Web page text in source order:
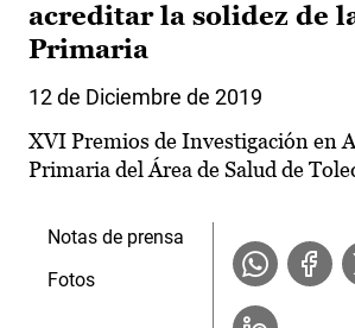
acreditar la solidez de
Primaria
12 de Diciembre de 2019
XVI Premios de Investigación en
Primaria del Área de Salud de
Notas de prensa
Fotos